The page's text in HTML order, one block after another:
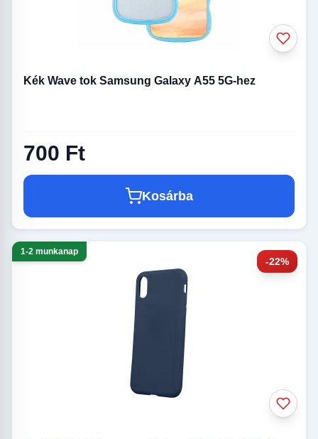
Kék Wave tok Samsung Galaxy A55 5G-hez
700 Ft
Kosárba
-22%
1-2 munkanap